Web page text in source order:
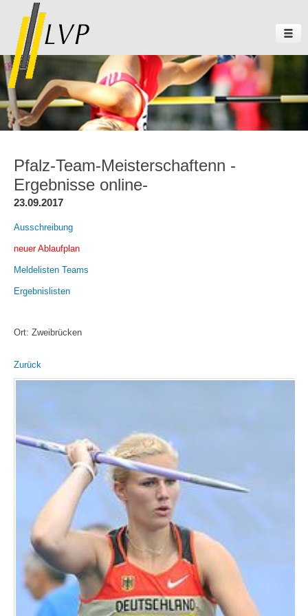
Pfalz-Team-Meisterschaftenn -
Ergebnisse online-
23.09.2017
Ausschreibung
neuer Ablaufplan
Meldelisten Teams
Ergebnislisten
Ort: Zweibrücken
Zurück